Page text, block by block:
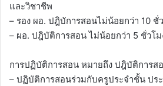
และวิชาชีพ
– รอง ผอ. ปฎิบัการสอนไม่น้อยกว่า 10 ชั่
– ผอ. ปฎิบัติการสอน ไม่น้อยกว่า 5 ชั่วโ
การปฏิบัติการสอน หมายถึง ปฎิบัติการส
– ปฏิบัติการสอนร่วมกับครูประจำชั้น ปร